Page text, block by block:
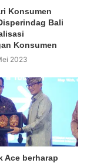
Konsumen
Bali
Konsumen
2023
Ace berharap